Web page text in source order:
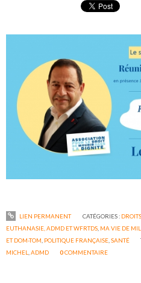
LIEN PERMANENT CATÉGORIES :
EUTHANASIE, ADMD ET WFRTDS MA VIE DE
ET DOM-TOM POLITIQUE FRANÇAISE ,SANTÉ
MICHEL ,ADMD 0COMMENTAIRE